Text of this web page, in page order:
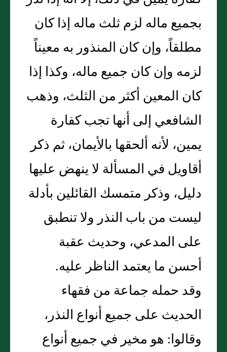
بجميع ماله لزم ثلث ماله إذا كان
مطلقاً، وإن كان المنذور به معيناً
لزمه وإن كان جميع ماله، وكذا إذا
كان المعين أكثر من الثلث، وذهب
الشافعي إلى أنها تجب كفارة
يمين، لأنه ألحقها بالأيمان، ثم ذكر
أقاويل في المسألة لا ينهض عليها
دليل، وذكر متمسك القائلين بأدلة
ليست من باب النذر ولا تنطبق
على المدعي، وحديث عقبة
أحسن ما يعتمد الناظر عليه.
وقد حمله جماعة من فقهاء
الحديث على جميع أنواع النذر،
وقالوا: هو مخير في جميع أنواع